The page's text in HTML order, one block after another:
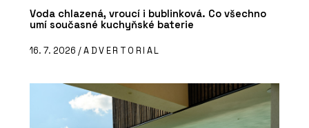
Voda chlazená, vroucí i bublinková. Co všechno
umí současné kuchyňské baterie
16. 7. 2026 /ADVERTORIAL